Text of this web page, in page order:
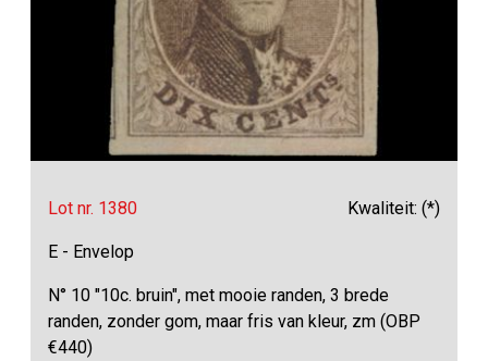
Lot nr. 1380 Kwaliteit: (*)
E - Envelop
N° 10 "10c. bruin", met mooie randen, 3 brede
randen, zonder gom, maar fris van kleur, zm (OBP
€440)